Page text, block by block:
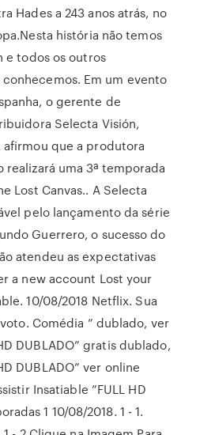
Hades a 243 anos atrás, no
história não temos
e todos os outros
Em um evento
o gerente de
Selecta Visión,
afirmou que a produtora
realizará uma 3ª temporada
Lost Canvas.. A Selecta
pelo lançamento da série
Guerrero, o sucesso do
atendeu as expectativas
a new account Lost your
10/08/2018 Netflix. Sua
Comédia ” dublado, ver
DUBLADO” gratis dublado,
DUBLADO” ver online
Insatiable ”FULL HD
1 10/08/2018. 1 - 1.